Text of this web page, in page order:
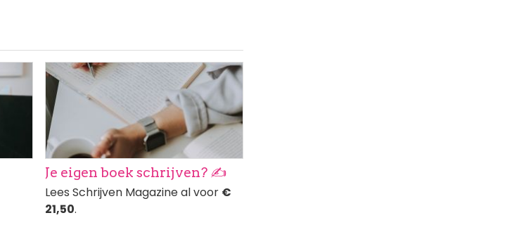
Afbeelding
Je eigen boek schrijven? ✍️
Lees Schrijven Magazine al voor €
21,50.